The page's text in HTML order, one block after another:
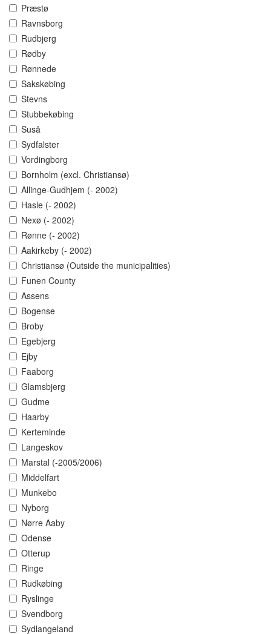
Præstø
Ravnsborg
Rudbjerg
Rødby
Rønnede
Sakskøbing
Stevns
Stubbekøbing
Suså
Sydfalster
Vordingborg
Bornholm (excl. Christiansø)
Allinge-Gudhjem (- 2002)
Hasle (- 2002)
Nexø (- 2002)
Rønne (- 2002)
Aakirkeby (- 2002)
Christiansø (Outside the municipalities)
Funen County
Assens
Bogense
Broby
Egebjerg
Ejby
Faaborg
Glamsbjerg
Gudme
Haarby
Kerteminde
Langeskov
Marstal (-2005/2006)
Middelfart
Munkebo
Nyborg
Nørre Aaby
Odense
Otterup
Ringe
Rudkøbing
Ryslinge
Svendborg
Sydlangeland